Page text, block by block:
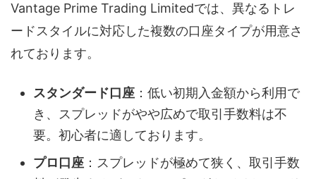
Vantage Prime Trading Limitedでは、異なるトレ
ードスタイルに対応した複数の口座タイプが用意さ
れております。
スタンダード口座 ：低い初期入金額から利用で
き、スプレッドがやや広めで取引手数料は不
要。初心者に適しております。
プロ口座 ：スプレッドが極めて狭く、取引手数